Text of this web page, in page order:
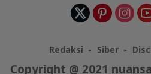
Redaksi Siber
Copyright @ 2021